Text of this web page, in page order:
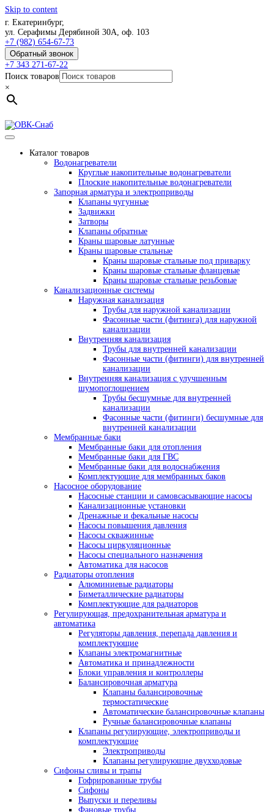
Skip to content
г. Екатеринбург,
ул. Серафимы Дерябиной 30А, оф. 103
+7 (982) 654-67-73
Обратный звонок
+7 343 271-67-22
Поиск товаров
×
Каталог товаров
Водонагреватели
Круглые накопительные водонагреватели
Плоские накопительные водонагреватели
Запорная арматура и электроприводы
Клапаны чугунные
Задвижки
Затворы
Клапаны обратные
Краны шаровые латунные
Краны шаровые стальные
Краны шаровые стальные под приварку
Краны шаровые стальные фланцевые
Краны шаровые стальные резьбовые
Канализационные системы
Наружная канализация
Трубы для наружной канализации
Фасонные части (фитинга) для наружной
канализации
Внутренняя канализация
Трубы для внутренней канализации
Фасонные части (фитинги) для внутренней
канализации
Внутренняя канализация с улучшенным
шумопоглощением
Трубы бесшумные для внутренней
канализации
Фасонные части (фитинги) бесшумные для
внутренней канализации
Мембранные баки
Мембранные баки для отопления
Мембранные баки для ГВС
Мембранные баки для водоснабжения
Комплектующие для мембранных баков
Насосное оборудование
Насосные станции и самовсасывающие насосы
Канализационные установки
Дренажные и фекальные насосы
Насосы повышения давления
Насосы скважинные
Насосы циркуляционные
Насосы специального назначения
Автоматика для насосов
Радиаторы отопления
Алюминиевые радиаторы
Биметаллические радиаторы
Комплектующие для радиаторов
Регулирующая, предохранительная арматура и
автоматика
Регуляторы давления, перепада давления и
комплектующие
Клапаны электромагнитные
Автоматика и принадлежности
Блоки управления и контроллеры
Балансировочная арматура
Клапаны балансировочные
термостатические
Автоматические балансировочные клапаны
Ручные балансировочные клапаны
Клапаны регулирующие, электроприводы и
комплектующие
Электроприводы
Клапаны регулирующие двухходовые
Сифоны сливы и трапы
Гофрированные трубы
Сифоны
Выпуски и переливы
Фановые трубы